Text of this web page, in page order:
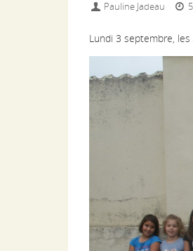
Pauline Jadeau
Lundi 3 septembre, les